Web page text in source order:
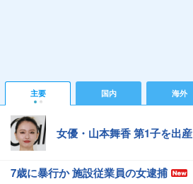
主要 国内 海外
女優・山本舞香 第1子を出産
7歳に暴行か 施設従業員の女逮捕